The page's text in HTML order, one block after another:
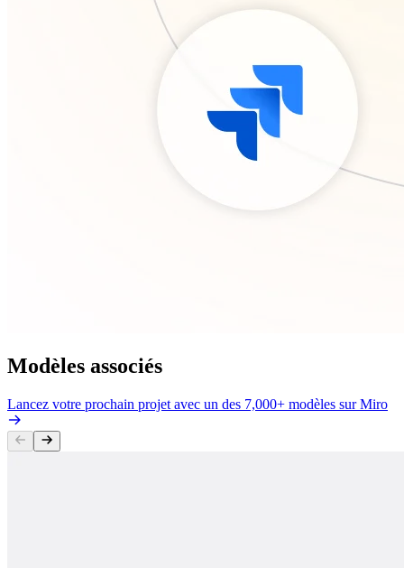
Modèles associés
Lancez votre prochain projet avec un des 7,000+ modèles sur Miro